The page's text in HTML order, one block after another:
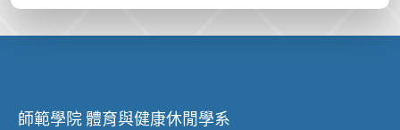
師範學院 體育與健康休閒學系